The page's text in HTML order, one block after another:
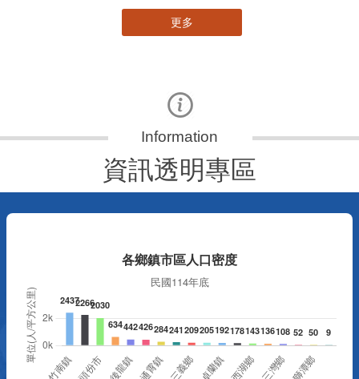
更多
資訊透明專區